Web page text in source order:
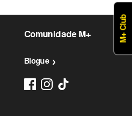
Comunidade M+
Blogue
M+ Club